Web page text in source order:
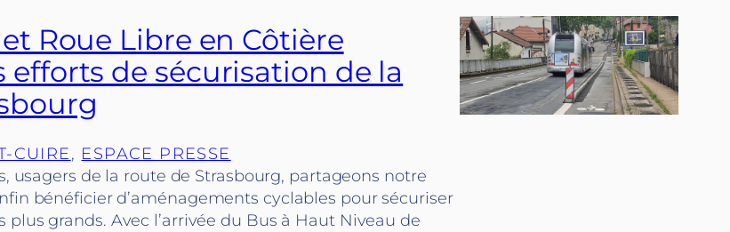
et Roue Libre en Côtière
efforts de sécurisation de la
CUIRE, ESPACE PRESSE
usagers de la route de Strasbourg, partageons notre
bénéficier d’aménagements cyclables pour sécuriser
grands. Avec l’arrivée du Bus à Haut Niveau de